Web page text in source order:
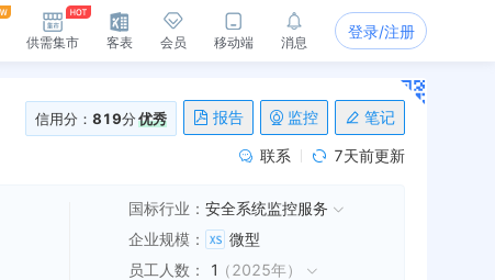
供需集市 客表 会员 移动端 消息
登录/注册
信用分： 819分优秀 报告 监控 笔记
联系 7天前更新
国标行业： 安全系统监控服务
企业规模 ：
微型
员工人数 ： 1 （2025年）